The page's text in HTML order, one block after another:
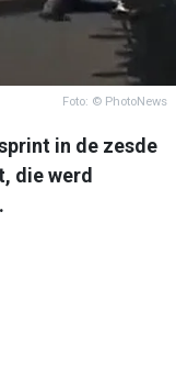
Foto: © PhotoNews
in de zesde
die werd